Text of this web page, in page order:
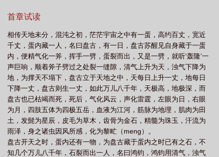
性的拼音 劣根性还是劣性根 劣性圈养 日本这个民族的劣根性 基因里的
劣根性 劣根性的三种表现 穷人的劣根性 日本人的劣根性 劣性 劣根
性的意思是什么 劣根性和劣性根哪个对 劣根性是形容什么人 劣根性太
重 民族劣根性 劣根性近义词 人的劣根性 劣根性造句 劣根性英
文 劣根性的意思 劣根性读音 犹太人劣根性 劣根性有哪些
首章试读
相传天地未分，混沌之初，茫茫宇宙之中有一蛋，高约百丈，宽近
千丈，蛋内藏一人，名曰盘古，有一日，盘古苏醒见自身藏于一蛋
内，便精气化一斧，挥手一劈，蛋裂而出，又是一劈，就听‘轰隆’一
声巨响，顺着斧子劈过之处裂一缝隙，清气上升为天，浊气下降为
地，为撑天不塌下，盘古立于天地之中，天每日上升一丈，地每日
下降一丈，盘古则生一丈，如此万儿八千年，天极高，地极深，而
盘古也已枯竭而死，死后，气化风云，声化雷霆，左眼为日，右眼
为月，四肢五体为四极五岳，血液为江河，筋脉为地理，肌肉为田
土，发髭为星辰，皮毛为草木，齿骨为金石，精髓为珠玉，汗流为
雨泽，身之诸虫因风所感，化为黎甿（meng）。
盘古开天之时，蛋内还有一物，为盘古藏于蛋内之时已有之石，不
知几个万儿八千年，石裂而出一人，名曰鸿钧，鸿钧用清气，浊气